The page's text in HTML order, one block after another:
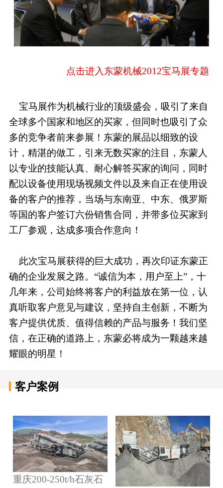
点击进入东蒙机械2012宝马展专题
宝马展作为机械行业的顶级盛会，吸引了来自
全球多个国家和地区的买家，但同时也吸引了众
多的竞争者前来参展！东蒙的展品以细致的设
计，精湛的做工，引来无数买家的注目，东蒙人
以专业的技能认真、耐心解答买家的询问，同时
配以设备使用现场视频文件以及来自正在使用设
备的客户的推荐，当场与东南亚、中东、俄罗斯
等国的客户签订六份销售合同，并带多位买家到
工厂参观，达成多项合作意向！
此次宝马展获得的巨大成功，再次印证东蒙正
确的企业发展之路。“诚信为本，用户至上”，十
几年来，公司始终将客户的利益放在第一位，认
真听取客户意见与建议，坚持自主创新，不断为
客户提供优质、值得信赖的产品与服务！我们坚
信，在正确的道路上，东蒙必将成为一颗越来越
耀眼的明星！
客户案例
重庆200-250t/h石灰石